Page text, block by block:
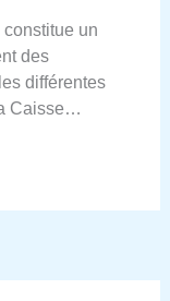
un
des
différentes
Caisse…